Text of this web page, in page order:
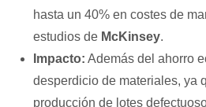
hasta un 40% en costes de
estudios de McKinsey.
Impacto: Además del ahorro
desperdicio de materiales, ya
producción de lotes